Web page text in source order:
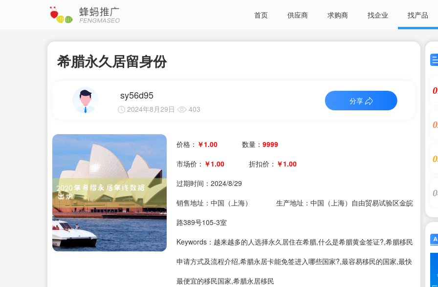
首页 供应商 求购商 找企业 找产品
希腊永久居留身份
sy56d95
2024年8月29日 403
分享
价格： ￥1.00 数量：9999
市场价： ￥1.00 折扣价： ￥1.00
过期时间：2024/8/29
销售地址：中国（上海）
生产地址：中国（上海）自由贸易试验区金皖
路389号105-3室
Keywords：越来越多的人选择永久居住在希腊,什么是希腊黄金签证?,希腊移民
申请方式及流程介绍,希腊永居卡能免签进入哪些国家?,最容易移民的国家,最快
最便宜的移民国家,希腊永居移民